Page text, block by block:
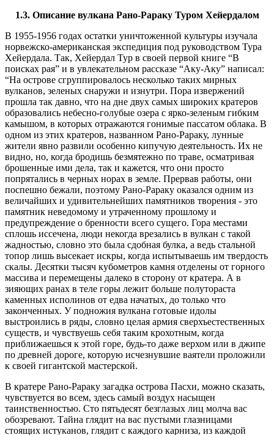
1.3. Описание вулкана Рано-Рараку Туром Хейердалом
В 1955-1956 годах остатки уничтоженной культуры изучала
норвежско-американская экспедиция под руководством Тура
Хейердала. Так, Хейердал Тур в своей первой книге “В
поисках рая” и в увлекательном рассказе “Аку-Аку” написал:
“На острове сгруппировалось несколько таких мирных
вулканов, зеленых снаружи и изнутри. Пора извержений
прошла так давно, что на дне двух самых широких кратеров
образовались небесно-голубые озера с ярко-зеленым гибким
камышом, в которых отражаются гонимые пассатом облака. В
одном из этих кратеров, названном Рано-Рараку, лунные
жители явно развили особенно кипучую деятельность. Их не
видно, но, когда бродишь безмятежно по траве, осматривая
брошенные ими дела, так и кажется, что они просто
попрятались в черных норах в земле. Прервав работы, они
поспешно бежали, поэтому Рано-Рараку оказался одним из
величайших и удивительнейших памятников творения - это
памятник неведомому и утраченному прошлому и
предупреждение о бренности всего сущего. Гора местами
сплошь иссечена, люди некогда врезались в вулкан с такой
жадностью, словно это была сдобная булка, а ведь стальной
топор лишь высекает искры, когда испытываешь им твердость
скалы. Десятки тысяч кубометров камня отделены от горного
массива и перемещены далеко в сторону от кратера. А в
зияющих ранах в теле горы лежит больше полутораста
каменных исполинов от едва начатых, до только что
законченных. У подножия вулкана готовые идолы
выстроились в ряды, словно целая армия сверхъестественных
существ, и чувствуешь себя таким крохотным, когда
приближаешься к этой горе, будь-то даже верхом или в джипе
по древней дороге, которую исчезнувшие ваятели проложили
к своей гигантской мастерской.
В кратере Рано-Рараку загадка острова Пасхи, можно сказать,
чувствуется во всем, здесь самый воздух насыщен
таинственностью. Сто пятьдесят безглазых лиц молча вас
обозревают. Тайна глядит на вас пустыми глазницами
стоящих истуканов, глядит с каждого карниза, из каждой